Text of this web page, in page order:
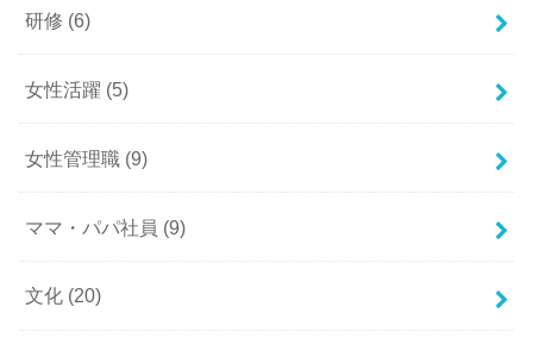
研修 (6)
女性活躍 (5)
女性管理職 (9)
ママ・パパ社員 (9)
文化 (20)